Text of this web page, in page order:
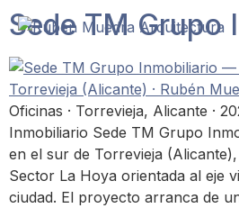
Sede TM Grupo
Oficinas · Torrevieja, Alicante ·
Inmobiliario Sede TM Grupo
en el sur de Torrevieja
Sector La Hoya orientada al eje
ciudad. El proyecto arranca de